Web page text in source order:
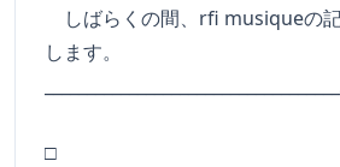
しばらくの間、rfi musiqueの
します。
□